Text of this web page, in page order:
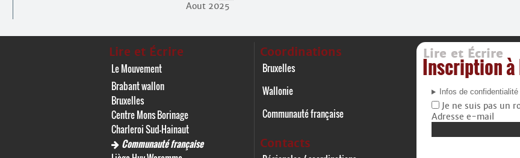
Aout 2025
Lire et Écrire
Le Mouvement
Brabant wallon
Bruxelles
Centre Mons Borinage
Charleroi Sud-Hainaut
Communauté française
Coordinations
Bruxelles
Wallonie
Communauté française
Contacts
Lire et Écrire
Inscription
Infos de confidentialité
Je ne suis pas un
Adresse e-mail